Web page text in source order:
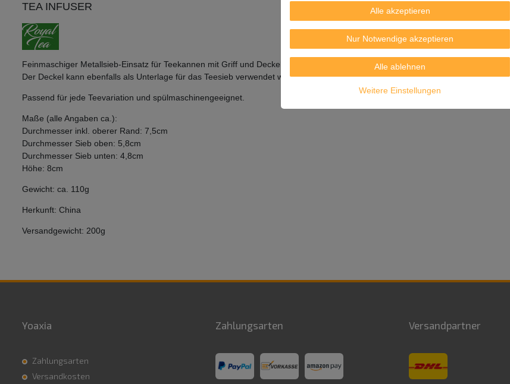
TEA INFUSER
Feinmaschiger Metallsieb-Einsatz für Teekannen mit Griff und Deckel zum einfachen Zubereiten von Tee.
Der Deckel kann ebenfalls als Unterlage für das Teesieb verwendet werden.
Passend für jede Teevariation und spülmaschinengeeignet.
Maße (alle Angaben ca.):
Durchmesser inkl. oberer Rand: 7,5cm
Durchmesser Sieb oben: 5,8cm
Durchmesser Sieb unten: 4,8cm
Höhe: 8cm
Gewicht: ca. 110g
Herkunft: China
Versandgewicht: 200g
Yoaxia
Zahlungsarten
Versandkosten
Zahlungsarten Versandpartner
Alle akzeptieren
Nur Notwendige akzeptieren
Alle ablehnen
Weitere Einstellungen